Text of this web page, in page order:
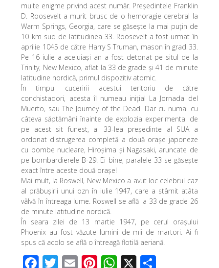
multe enigme privind acest număr. Preşedintele Franklin
D. Roosevelt a murit brusc de o hemoragie cerebral la
Warm Springs, Georgia, care se găseşte la mai puţin de
10 km sud de latitudinea 33. Roosevelt a fost urmat în
aprilie 1045 de către Harry S Truman, mason în grad 33.
Pe 16 iulie a aceluiaşi an a fost detonat pe situl de la
Trinity, New Mexico, aflat la 33 de grade şi 41 de minute
latitudine nordică, primul dispozitiv atomic.
În timpul cuceririi acestui teritoriu de către
conchistadori, acesta îl numeau iniţial La Jornada del
Muerto, sau The Journey of the Dead. Dar cu numai cu
câteva săptămâni înainte de explozia experimental de
pe acest sit funest, al 33-lea preşedinte al SUA a
ordonat distrugerea completă a două oraşe japoneze
cu bombe nucleare, Hiroşima şi Nagasaki, aruncate de
pe bombardierele B-29. Ei bine, paralele 33 se găseşte
exact între aceste două oraşe!
Mai mult, la Roswell, New Mexico a avut loc celebrul caz
al prăbuşirii unui ozn în iulie 1947, care a stârnit atâta
vâlvă în întreaga lume. Roswell se află la 33 de grade 26
de minute latitudine nordică.
În seara zilei de 13 martie 1947, pe cerul oraşului
Phoenix au fost văzute lumini de mii de martori. Ai fi
spus că acolo se află o întreagă flotilă aeriană.
F T E Pi W X